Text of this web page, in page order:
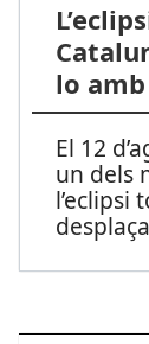
lo
El 12
un dels
l’eclipsi